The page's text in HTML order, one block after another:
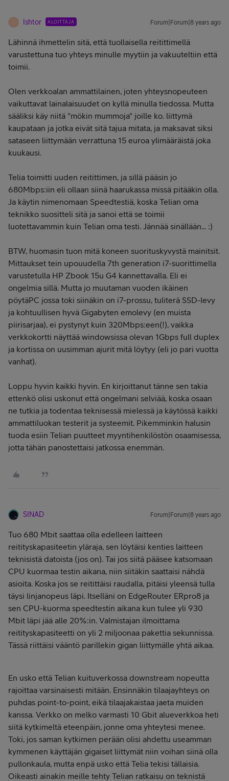
Ishtor ALOITTAJA Forum|Forum|8 years ago
Lähinnä ihmettelin sitä, että tuollaisella reitittimellä
varustettuna tuo yhteys minulle myytiin ja vakuuteltiin että
toimii.
Olen verkkoalan ammattilainen, joten yhteysnopeuteen
vaikuttavat lainalaisuudet on kyllä minulla tiedossa. Mutta
sääliksi käy niitä "mökin mummoja" joille ko. liittymä
kaupataan ja jotka eivät sitä tajua mitata, ja maksavat siksi
sataseen liittymään verrattuna 15 euroa ylimääräistä joka
kuukausi.
Telia toimitti uuden reitittimen, ja sillä pääsin jo
680Mbps:iin eli ollaan siinä haarukassa missä pitääkin olla.
Ja käytin nimenomaan Speedtestiä, koska Telian oma
teknikko suositteli sitä ja sanoi että se toimii
luotettavammin kuin Telian oma testi. Jännää sinällään... :)
BTW, huomasin tuon mitä koneen suorituskyvystä mainitsit.
Mittaukset tein upouudella 7th generation i7-suorittimella
varustetulla HP Zbook 15u G4 kannettavalla. Eli ei
ongelmia sillä. Mutta jo muutaman vuoden ikäinen
pöytäPC jossa toki siinäkin on i7-prossu, tuliterä SSD-levy
ja kohtuullisen hyvä Gigabyten emolevy (en muista
piirisarjaa), ei pystynyt kuin 320Mbps:een(!), vaikka
verkkokortti näyttää windowsissa olevan 1Gbps full duplex
ja kortissa on uusimman ajurit mitä löytyy (eli jo pari vuotta
vanhat).
Loppu hyvin kaikki hyvin. En kirjoittanut tänne sen takia
ettenkö olisi uskonut että ongelmani selviää, koska osaan
ne tutkia ja todentaa teknisessä mielessä ja käytössä kaikki
ammattiluokan testerit ja systeemit. Pikemminkin halusin
tuoda esiin Telian puutteet myyntihenkilöstön osaamisessa,
jotta tähän panostettaisi jatkossa enemmän.
SINAD Forum|Forum|8 years ago
Tuo 680 Mbit saattaa olla edelleen laitteen
reitityskapasiteetin yläraja, sen löytäisi kenties laitteen
teknisistä datoista (jos on). Tai jos siitä pääsee katsomaan
CPU kuormaa testin aikana, niin siitäkin saattaisi nähdä
asioita. Koska jos se reitittäisi raudalla, pitäisi yleensä tulla
täysi linjanopeus läpi. Itselläni on EdgeRouter ERpro8 ja
sen CPU-kuorma speedtestin aikana kun tulee yli 930
Mbit läpi jää alle 20%:in. Valmistajan ilmoittama
reitityskapasiteetti on yli 2 miljoonaa pakettia sekunnissa.
Tässä riittäisi vääntö parillekin gigan liittymälle yhtä aikaa.
En usko että Telian kuituverkossa downstream nopeutta
rajoittaa varsinaisesti mitään. Ensinnäkin tilaajayhteys on
puhdas point-to-point, eikä tilaajakaistaa jaeta muiden
kanssa. Verkko on melko varmasti 10 Gbit alueverkkoa heti
siitä kytkimeltä eteenpäin, jonne oma yhteytesi menee.
Toki, jos saman kytkimen perään olisi ahdettu useamman
kymmenen käyttäjän gigaiset liittymät niin voihan siinä olla
pullonkaula, mutta enpä usko että Telia tekisi tällaisia.
Oikeasti ainakin meille tehty Telian ratkaisu on teknistä